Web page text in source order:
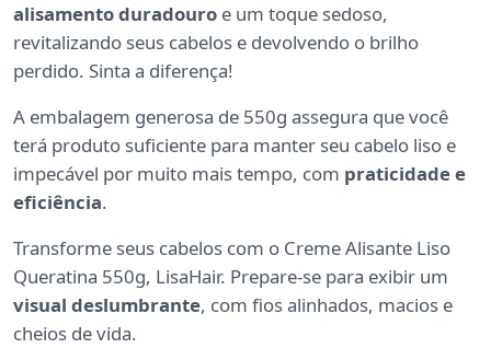
alisamento duradouro e um toque sedoso,
revitalizando seus cabelos e devolvendo o brilho
perdido. Sinta a diferença!
A embalagem generosa de 550g assegura que você
terá produto suficiente para manter seu cabelo liso e
impecável por muito mais tempo, com praticidade e
eficiência.
Transforme seus cabelos com o Creme Alisante Liso
Queratina 550g, LisaHair. Prepare-se para exibir um
visual deslumbrante, com fios alinhados, macios e
cheios de vida.